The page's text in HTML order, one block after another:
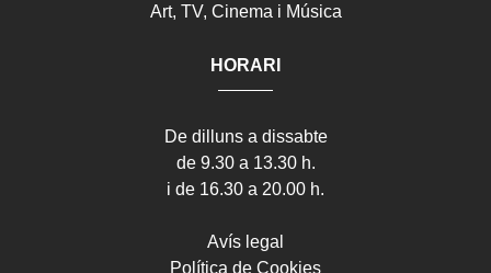
Art, TV, Cinema i Música
HORARI
De dilluns a dissabte
de 9.30 a 13.30 h.
i de 16.30 a 20.00 h.
Avís legal
Política de Cookies